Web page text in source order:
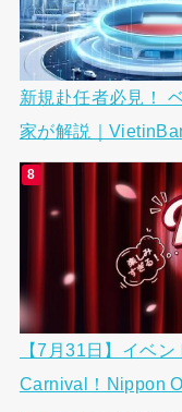
新規赴任者必見！
家が解説｜
【7月31日】イベ
Carnival！Nippon